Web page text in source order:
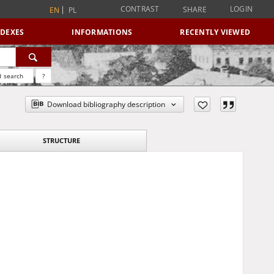
EN PL CONTRAST SHARE LOGIN
INFORMATIONS RECENTLY VIEWED
search ?
Download bibliography description
STRUCTURE